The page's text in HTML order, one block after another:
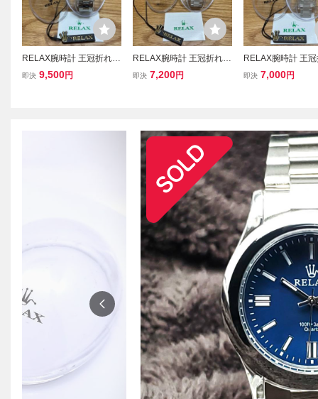
RELAX腕時計 王冠折れロ
ゴ オールスターパーペチ
即決 9,500円
RELAX腕時計 王冠折れロ
ゴ オールスターパーペチ
即決 7,200円
RELAX腕時計 王
ゴ オールスターパ
即決 7,000円